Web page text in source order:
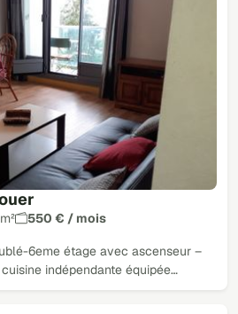
550 € / mois
6eme étage avec ascenseur –
indépendante équipée…